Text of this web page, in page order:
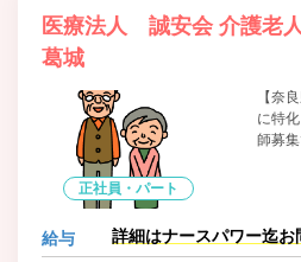
医療法人 誠安会 介護老
葛城
正社員・パート
【奈
に特
師募
給与 詳細はナースパワー迄お